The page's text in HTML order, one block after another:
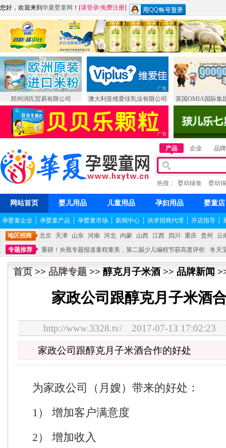
您好，欢迎来到 华夏婴童网 ！ [请登录/免费注册]
郑州润氏贸易有限公司 澳大利亚维爱佳乳业有限公司 英国OMIA国际集
产品 企业 品牌
热搜： 婴幼辅食 婴幼
网站首页 婴儿用品 儿童用品 孕妇用品 婴童店
孕婴童企业 ┆ 孕婴童产品 ┆ 孕婴童市场 ┆ 新闻中心 ┆ 供求招商代理 ┆ 开店指导 ┆
地区招商 北京 天津 山东 河南 河北 内蒙 山西 江西 四川 重庆 贵州
云
专题推荐
重磅！央视专题报道童程童美，第二届少儿编程节获高度评价
冬天
不能再单纯地销售产品,而要向增强服务转型,毕竟母婴产品比较特殊。”
妇幼广场
首页 >> 品牌专题 >> 醇克月子米酒 >> 品牌新闻
家政公司跟醇克月子米酒
http://www.3328.tv/ 2017-07-13 17:02:23
家政公司跟醇克月子米酒合作的好处
为家政公司（月嫂）带来的好处：
1） 增加客户满意度
2） 增加收入